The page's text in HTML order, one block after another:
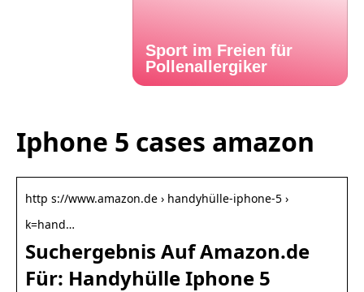
Sport im Freien für
Pollenallergiker
Iphone 5 cases amazon
http s://www.amazon.de › handyhülle-iphone-5 ›
k=hand…
Suchergebnis Auf Amazon.de
Für: Handyhülle Iphone 5